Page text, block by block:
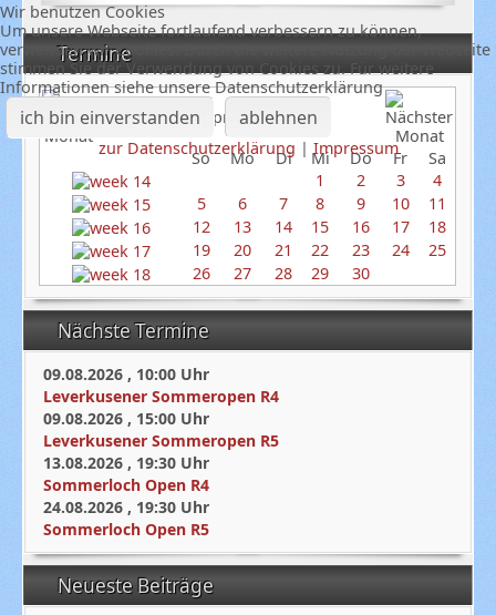
Termine
April 2026
So
Mo Di Mi Do Fr
Sa
1
2 3
4
5
6 7 8 9 10
11
12
13 14 15 16 17
18
19
20 21 22 23 24
25
26
27 28 29 30
Nächste Termine
09.08.2026 , 10:00 Uhr
Leverkusener Sommeropen R4
09.08.2026 , 15:00 Uhr
Leverkusener Sommeropen R5
13.08.2026 , 19:30 Uhr
Sommerloch Open R4
24.08.2026 , 19:30 Uhr
Sommerloch Open R5
Neueste Beiträge
Wir benutzen Cookies
Um unsere Webseite fortlaufend verbessern zu können,
verwenden wir Cookies. Durch die weitere Nutzung der Webseite
stimmen Sie der Verwendung von Cookies zu. Für weitere
Informationen siehe unsere Datenschutzerklärung
ich bin einverstanden ablehnen
zur Datenschutzerklärung |Impressum